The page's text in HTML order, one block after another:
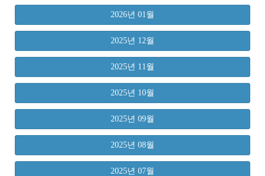
2026년 01월
2025년 12월
2025년 11월
2025년 10월
2025년 09월
2025년 08월
2025년 07월